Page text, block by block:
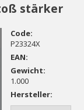
stärker
Code:
P23324X
EAN:
Gewicht:
1.000
Hersteller: